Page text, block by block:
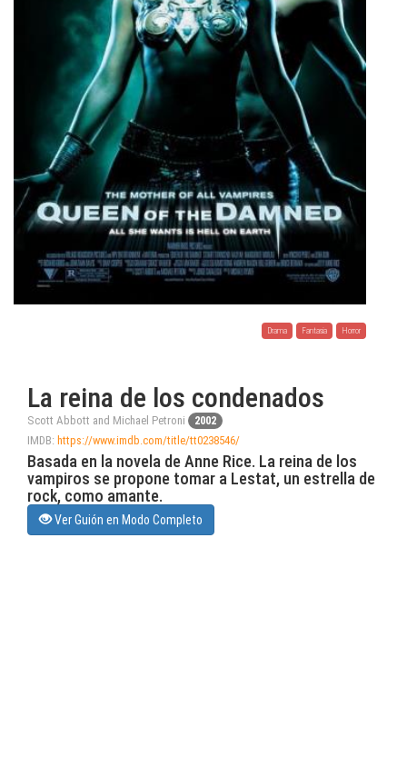
Drama Fantasia Horror
La reina de los condenados
Scott Abbott and Michael Petroni 2002
IMDB: https://www.imdb.com/title/tt0238546/
Basada en la novela de Anne Rice. La reina de los
vampiros se propone tomar a Lestat, un estrella de
rock, como amante.
Ver Guión en Modo Completo